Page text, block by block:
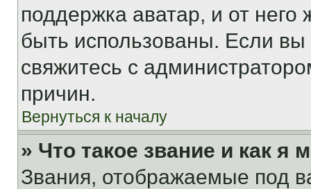
поддержка аватар, и от него
быть использованы. Если
свяжитесь с
причин.
Вернуться к началу
» Что такое звание и как я
Звания, отображаемые под